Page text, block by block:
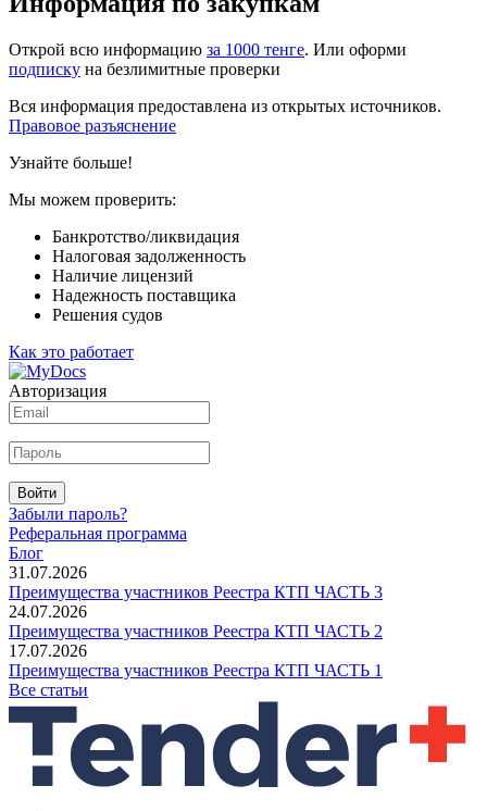
Открой всю информацию за 1000 тенге. Или оформи
подписку на безлимитные проверки
Вся информация предоставлена из открытых источников.
Правовое разъяснение
Узнайте больше!
Мы можем проверить:
Банкротство/ликвидация
Налоговая задолженность
Наличие лицензий
Надежность поставщика
Решения судов
Как это работает
Авторизация
Войти
Забыли пароль?
Реферальная программа
Блог
31.07.2026
Преимущества участников Реестра КТП ЧАСТЬ 3
24.07.2026
Преимущества участников Реестра КТП ЧАСТЬ 2
17.07.2026
Преимущества участников Реестра КТП ЧАСТЬ 1
Все статьи